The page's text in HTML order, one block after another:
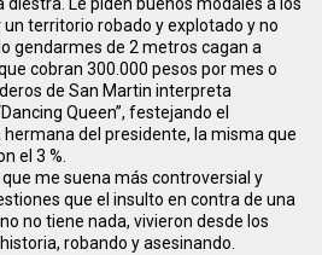
diestra. Le piden buenos modales a los
territorio robado y explotado y no
gendarmes de 2 metros cagan a
cobran 300.000 pesos por mes o
de San Martin interpreta
Queen”, festejando el
del presidente, la misma que
el 3 %.
me suena más controversial y
que el insulto en contra de una
no tiene nada, vivieron desde los
robando y asesinando.